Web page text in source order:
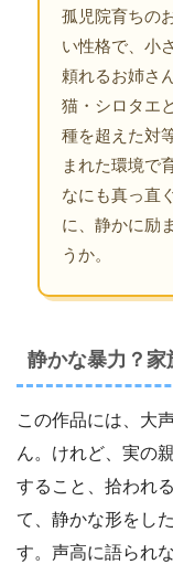
孤児院育ちの
い性格で、小
頼れるお姉さ
猫・シロタエ
種を超えた対
まれた環境で
なにも真っ直
に、静かに励
うか。
静かな暴力？家
この作品には、大
ん。けれど、実の
すること、拾われ
て、静かな形をし
す。声高に語られ